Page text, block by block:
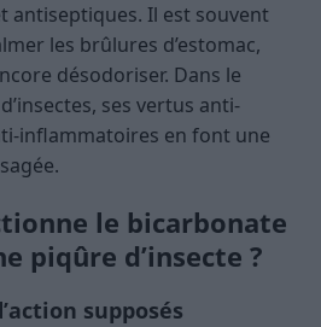
antiseptiques. Il est souvent
les brûlures d’estomac,
désodoriser. Dans le
ses vertus anti-
inflammatoires en font une
le bicarbonate
piqûre d’insecte ?
supposés